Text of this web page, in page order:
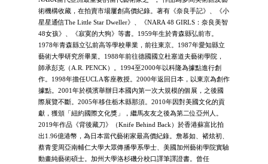
術機構收藏，在拍賣市場屢創高價紀錄。著有《奈良手記》、《小
星星通信The Little Star Dweller》、《NARA 48 GIRLS：奈良美智
48女孩》、《寂寞的大狗》等書。1959年生於青森縣弘前市。
1978年青森縣立弘前高等學校畢業，前往東京。1987年愛知縣立
藝術大學研究所畢業。1988年前往德國國立杜塞道夫藝術學院，
師承彭克（A.R. PENCK）。1994至2000年以科隆為據點進行創
作。1998年擔任UCLA客座教授。2000年返回日本，以東京為創作
據點。2001年於橫濱舉辦日本國內第一次大規模的個展，之後國
際展覽不斷。2005年移住栃木縣那須。2010年因對美國文化的貢
獻，獲頒「紐約國際文化獎」，繼馬友友之後為第二位亞州人。
2019年作品《背後藏刀》（Knife Behind Back）於香港蘇富比拍
出1.96億港幣，為日本當代藝術家最高價紀錄。詹慕如、褚炫初、
蔡青雯周亞南輔仁大學大眾傳播學系學士、美國加州藝術學院實驗
動畫純藝術碩士。加州大學洛杉磯分校口譯筆譯證書。曾任